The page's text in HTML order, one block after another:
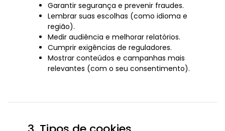
Garantir segurança e prevenir fraudes.
Lembrar suas escolhas (como idioma e
região).
Medir audiência e melhorar relatórios.
Cumprir exigências de reguladores.
Mostrar conteúdos e campanhas mais
relevantes (com o seu consentimento).